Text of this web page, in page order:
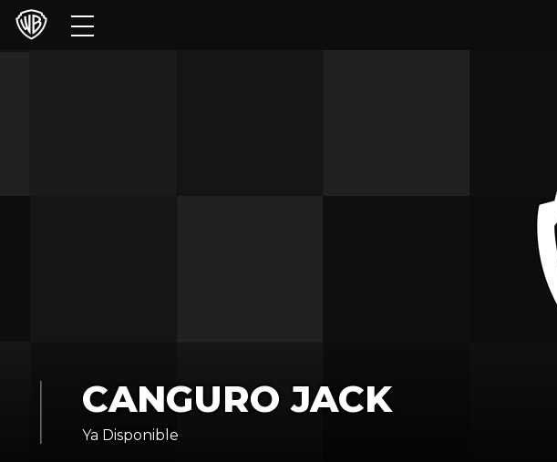
Películas
HBO Max
CANGURO JACK
Ya Disponible